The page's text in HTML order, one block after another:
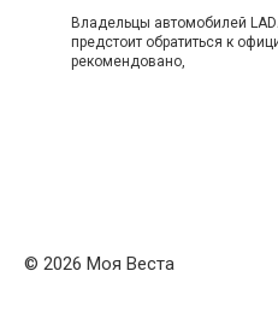
Владельцы автомобилей
предстоит обратиться к
рекомендовано,
© 2026 Моя Веста